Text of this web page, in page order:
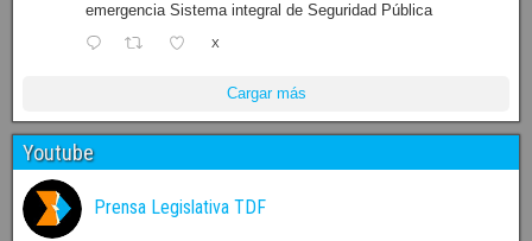
emergencia Sistema integral de Seguridad Pública
X
Cargar más
Youtube
Prensa Legislativa TDF